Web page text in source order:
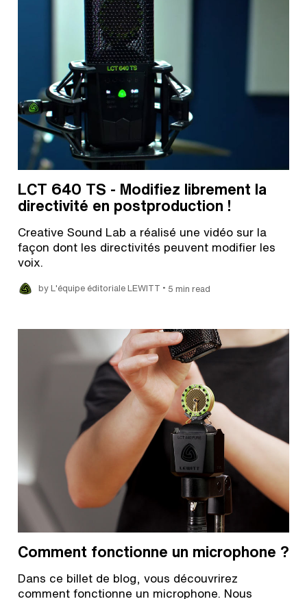
LCT 640 TS - Modifiez librement la
directivité en postproduction !
Creative Sound Lab a réalisé une vidéo sur la
façon dont les directivités peuvent modifier les
voix.
by L'équipe éditoriale LEWITT • 5 min read
Comment fonctionne un microphone ?
Dans ce billet de blog, vous découvrirez
comment fonctionne un microphone. Nous